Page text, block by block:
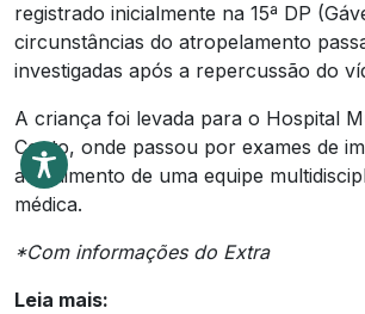
registrado inicialmente na 15ª DP
circunstâncias do atropelamento
investigadas após a repercussão do
A criança foi levada para o Hospital
Couto, onde passou por exames de
atendimento de uma equipe
médica.
*Com informações do Extra
Leia mais: